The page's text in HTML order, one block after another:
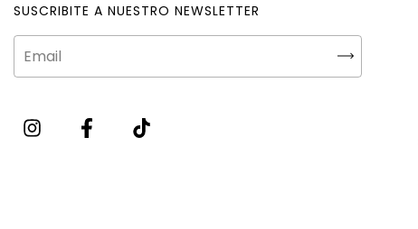
SUSCRIBITE A NUESTRO NEWSLETTER